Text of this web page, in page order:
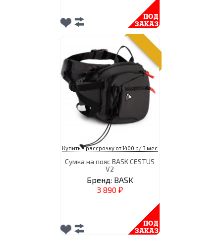
Купить в рассрочку от 1400 р/ 3 мес
Сумка на пояс BASK CESTUS
V2
Бренд: BASK
3 890 ₽